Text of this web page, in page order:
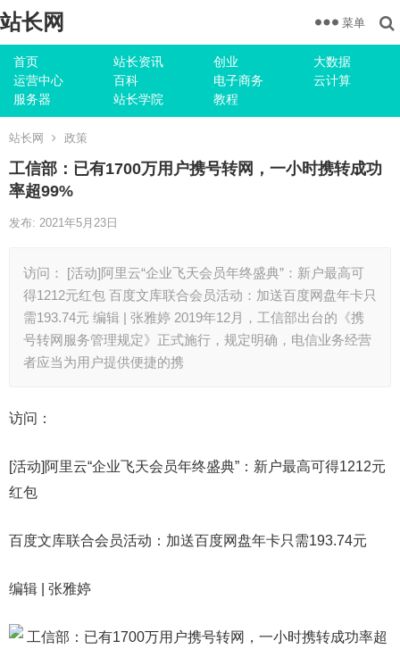
站长网
首页 站长资讯 创业
大数据
运营中心
百科 电子商务
云计算
服务器
站长学院 教程
菜单
站长网 政策
工信部：已有1700万用户携号转网，一小时携转成功
率超99%
发布: 2021年5月23日
访问： [活动]阿里云“企业飞天会员年终盛典”：新户最高可
得1212元红包 百度文库联合会员活动：加送百度网盘年卡只
需193.74元 编辑 | 张雅婷 2019年12月，工信部出台的《携
号转网服务管理规定》正式施行，规定明确，电信业务经营
者应当为用户提供便捷的携
访问：
[活动]阿里云“企业飞天会员年终盛典”：新户最高可得1212元
红包
百度文库联合会员活动：加送百度网盘年卡只需193.74元
编辑 | 张雅婷